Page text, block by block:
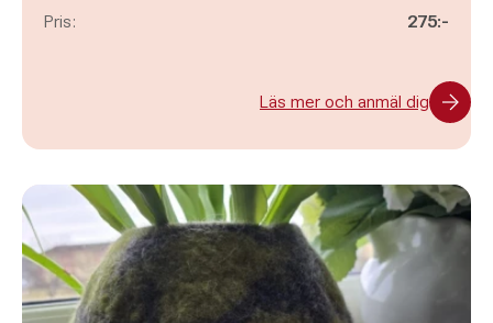
Pris: 275:-
Läs mer och anmäl dig